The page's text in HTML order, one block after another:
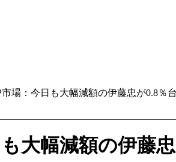
市場：今日も大幅減額の伊藤忠が0.8％
大幅減額の伊藤